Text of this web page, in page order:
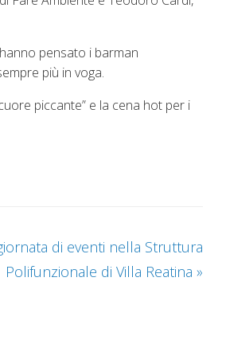
pensato i barman
più in voga.
piccante” e la cena hot per i
di eventi nella Struttura
Polifunzionale di Villa Reatina »